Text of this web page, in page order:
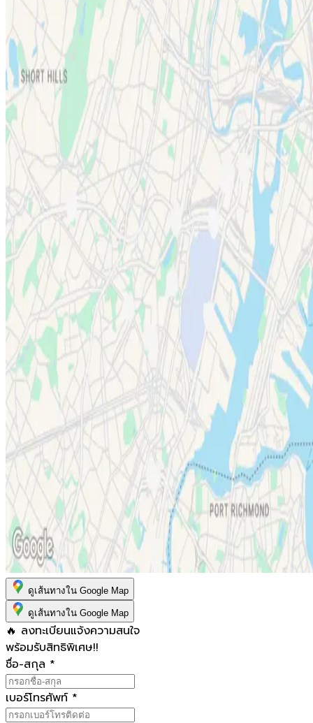
ดูเส้นทางใน Google Map
ดูเส้นทางใน Google Map
🔥 ลงทะเบียนแจ้งความสนใจ
พร้อมรับสิทธิพิเศษ!!
ชื่อ-สกุล *
เบอร์โทรศัพท์ *